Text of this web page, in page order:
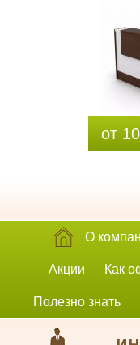
от
О
Акции Как
Полезно знать